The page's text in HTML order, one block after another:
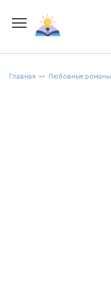
содержанию
Главная Любовные романы